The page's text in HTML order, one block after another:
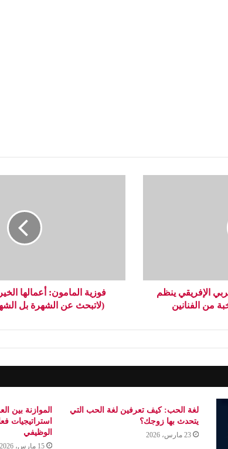
الإفريقي ينظم
من الفنانين
فوزية المامون: أعمالها
(لاتبحث عن الشهرة بل
لغة الحب: كيف تعرفين لغة الحب التي
يتحدث بها زوجك؟
23 مارس، 2026
الموازنة بين
استراتيجيات
الوظيفي
15 مارس، 2026